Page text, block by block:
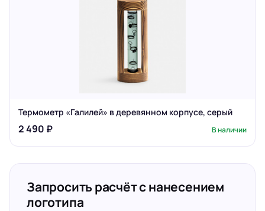
Термометр «Галилей» в деревянном корпусе, серый
2 490 ₽ В наличии
Запросить расчёт с нанесением
логотипа